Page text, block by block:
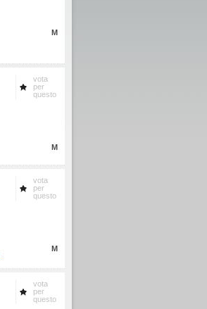
M
vota
per
questo
M
vota
per
questo
M
vota
per
questo